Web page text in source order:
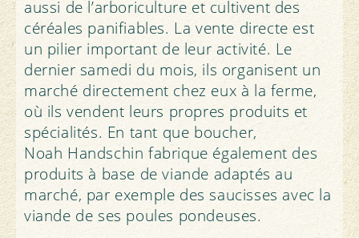
toute l'année à une aire extérieure ou
sont au pâturage. Grâce aux directives
d'aménagement des pâturages, de l'aire
de parcours et des étables, les animaux
peuvent se mouvoir conformément à
leurs besoins, avoir des contacts sociaux,
manger, s'occuper. Les animaux bio
subissent en outre bien moins
d'interventions douloureuses comme le
rognage du bec et ils sont aussi
l’herbe en lait et en viande. L’alimentation
des bovins nourrit les bactéries de leur
panse, qui produisent à leur tour les
nutriments dont l’animal a besoin.
Les aliments concentrés sont du fourrage
facile à digérer, qui contient beaucoup
d’énergie ou de protéines, comme le soja,
le colza, le blé, l’avoine et les grains de
maïs. Le problème: lorsque ces aliments
sont cultivés pour des animaux, ils
aussi de l’arboriculture et cultivent des
céréales panifiables. La vente directe est
un pilier important de leur activité. Le
dernier samedi du mois, ils organisent un
marché directement chez eux à la ferme,
où ils vendent leurs propres produits et
spécialités. En tant que boucher,
Noah Handschin fabrique également des
produits à base de viande adaptés au
marché, par exemple des saucisses avec la
viande de ses poules pondeuses.